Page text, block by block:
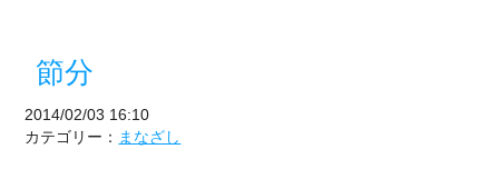
節分
2014/02/03 16:10
カテゴリー： まなざし